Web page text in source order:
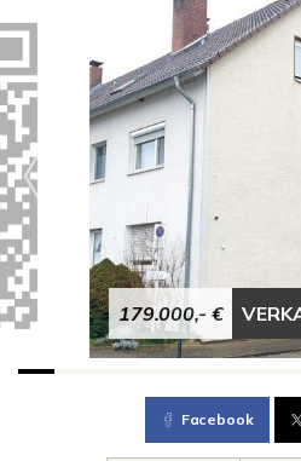
179.000,- €
Facebook